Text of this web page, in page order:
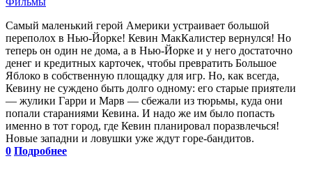
Самый маленький герой Америки устраивает большой
переполох в Нью-Йорке! Кевин МакКалистер вернулся! Но
теперь он один не дома, а в Нью-Йорке и у него достаточно
денег и кредитных карточек, чтобы превратить Большое
Яблоко в собственную площадку для игр. Но, как всегда,
Кевину не суждено быть долго одному: его старые приятели
― жулики Гарри и Марв ― сбежали из тюрьмы, куда они
попали стараниями Кевина. И надо же им было попасть
именно в тот город, где Кевин планировал поразвлечься!
Новые западни и ловушки уже ждут горе-бандитов.
0 Подробнее